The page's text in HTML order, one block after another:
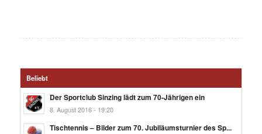
Beliebt
Der Sportclub Sinzing lädt zum 70-Jährigen ein
8. August 2016 - 19:20
Tischtennis – Bilder zum 70. Jubiläumsturnier des Sp...